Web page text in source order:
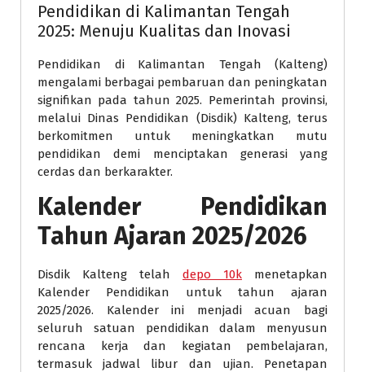
Pendidikan di Kalimantan Tengah
2025: Menuju Kualitas dan Inovasi
Pendidikan di Kalimantan Tengah (Kalteng)
mengalami berbagai pembaruan dan peningkatan
signifikan pada tahun 2025. Pemerintah provinsi,
melalui Dinas Pendidikan (Disdik) Kalteng, terus
berkomitmen untuk meningkatkan mutu
pendidikan demi menciptakan generasi yang
cerdas dan berkarakter.
Kalender Pendidikan
Tahun Ajaran 2025/2026
Disdik Kalteng telah depo 10k menetapkan
Kalender Pendidikan untuk tahun ajaran
2025/2026. Kalender ini menjadi acuan bagi
seluruh satuan pendidikan dalam menyusun
rencana kerja dan kegiatan pembelajaran,
termasuk jadwal libur dan ujian. Penetapan